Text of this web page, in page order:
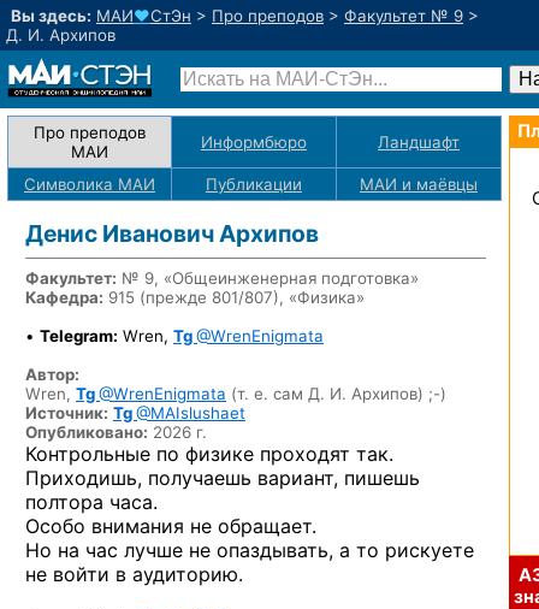
Вы здесь: МАИ♥СтЭн > Про преподов > Факультет № 9 >
Д. И. Архипов
Про преподов
МАИ
Информбюро Ландшафт
Символика МАИ Публикации МАИ и маёвцы
Денис Иванович Архипов
Факультет: № 9, «Общеинженерная подготовка»
Кафедра: 915 (прежде 801/807), «Физика»
• Telegram: Wren, Tg@WrenEnigmata
Автор:
Wren, Tg@WrenEnigmata (т. е. сам Д. И. Архипов) ;-)
Источник: Tg@MAIslushaet
Опубликовано: 2026 г.
Контрольные по физике проходят так.
Приходишь, получаешь вариант, пишешь
полтора часа.
Особо внимания не обращает.
Но на час лучше не опаздывать, а то рискуете
не войти в аудиторию.